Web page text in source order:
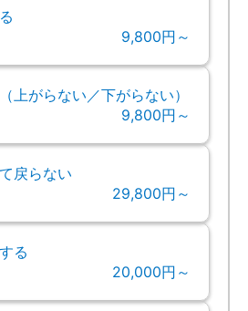
9,800円～
上がらない／下がらない）
9,800円～
戻らない
29,800円～
る
20,000円～